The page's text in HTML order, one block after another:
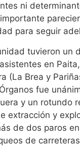
ni
para seguir
tuvieron un
en
(La Brea y
fue
y un rotundo
extracción y
de dos paros
de